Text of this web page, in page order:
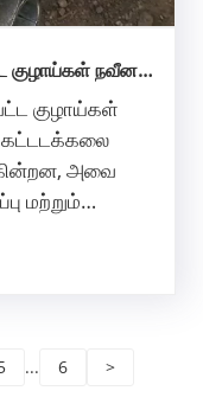
குழாய்கள் நவீன
குழாய்கள்
கட்டடக்கலை
அவை
மற்றும்
... 6 >